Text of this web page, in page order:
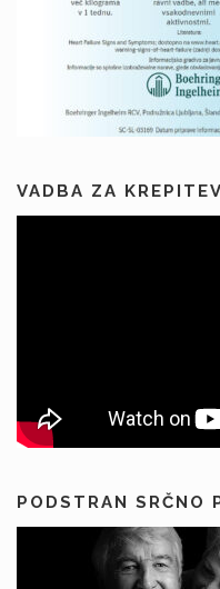
VADBA ZA
PODSTRAN SRČNO